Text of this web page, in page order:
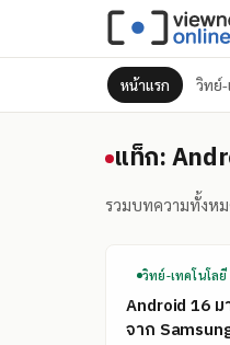
หน้าแรก วิทย์-
แท็ก:
แท็ก:
รวมบทความทั้งห
วิทย์-เทคโนโลยี
Android 16 ม
จาก